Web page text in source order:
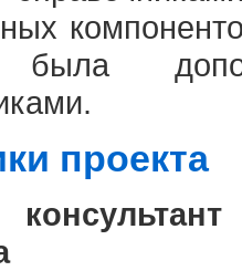
была
проекта